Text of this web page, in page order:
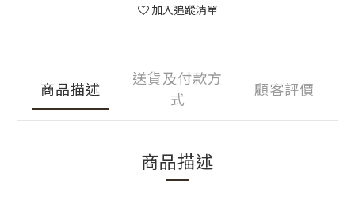
加入追蹤清單
商品描述
送貨及付款方
式
顧客評價
商品描述